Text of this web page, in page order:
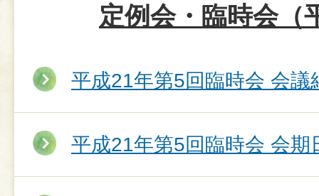
定例会・臨時会（
平成21年第5回臨時会 会議
平成21年第5回臨時会 会期